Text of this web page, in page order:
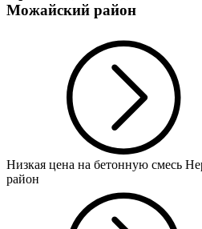
Можайский район
Низкая цена на бетонную смесь
район